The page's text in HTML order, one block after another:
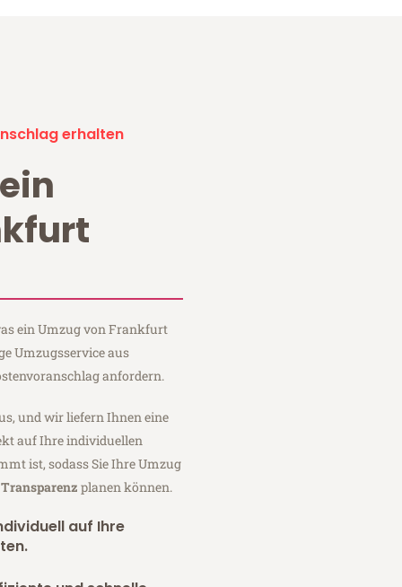
erhalten
ein Umzug von Frankfurt
Umzugsservice aus
anfordern.
und wir liefern Ihnen eine
auf Ihre individuellen
ist, sodass Sie Ihre Umzug
planen können.
auf Ihre